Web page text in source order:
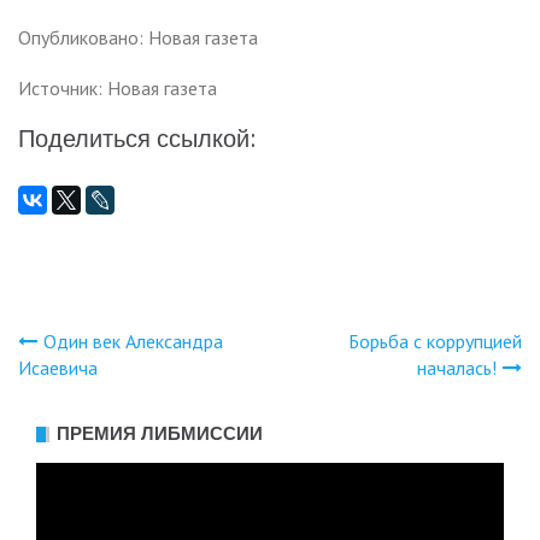
Опубликовано: Новая газета
Источник: Новая газета
Поделиться ссылкой:
Навигация
по
записям
Один век Александра
Исаевича
Борьба с коррупцией
началась!
ПРЕМИЯ ЛИБМИССИИ